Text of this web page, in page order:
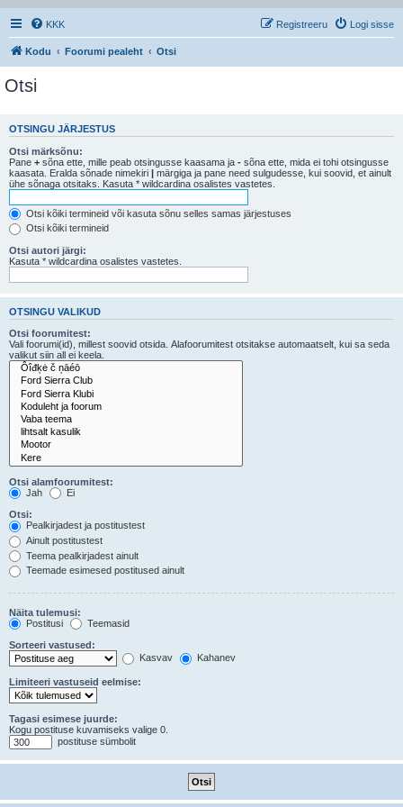
KKK Logi sisse
Registreeru
Kodu Foorumi pealeht Otsi
Otsi
OTSINGU JÄRJESTUS
Otsi märksõnu:
Pane + sõna ette, mille peab otsingusse kaasama ja - sõna ette, mida ei tohi otsingusse
kaasata. Eralda sõnade nimekiri | märgiga ja pane need sulgudesse, kui soovid, et ainult
ühe sõnaga otsitaks. Kasuta * wildcardina osalistes vastetes.
Otsi kõiki termineid või kasuta sõnu selles samas järjestuses
Otsi kõiki termineid
Otsi autori järgi:
Kasuta * wildcardina osalistes vastetes.
OTSINGU VALIKUD
Otsi foorumitest:
Vali foorumi(id), millest soovid otsida. Alafoorumitest otsitakse automaatselt, kui sa seda
valikut siin all ei keela.
Otsi alamfoorumitest:
Jah
Ei
Otsi:
Pealkirjadest ja postitustest
Ainult postitustest
Teema pealkirjadest ainult
Teemade esimesed postitused ainult
Näita tulemusi:
Postitusi
Teemasid
Sorteeri vastused:
Kasvav
Kahanev
Limiteeri vastuseid eelmise:
Tagasi esimese juurde:
Kogu postituse kuvamiseks valige 0.
postituse sümbolit